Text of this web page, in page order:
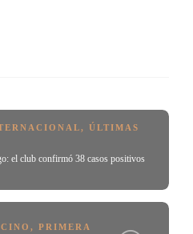
, ÚLTIMAS
el club confirmó 38 casos positivos
, PRIMERA